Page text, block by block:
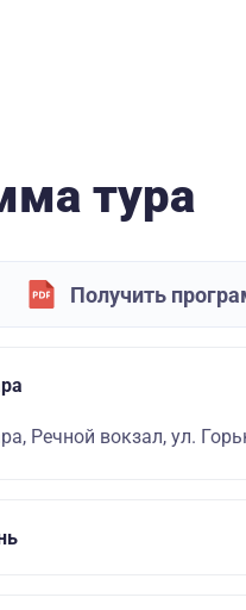
тура
Получить
Речной вокзал, ул.